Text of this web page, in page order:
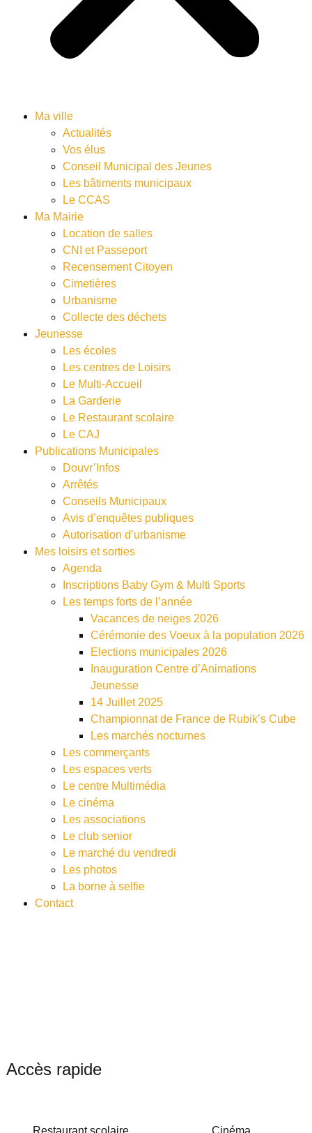
Ma ville
Actualités
Vos élus
Conseil Municipal des Jeunes
Les bâtiments municipaux
Le CCAS
Ma Mairie
Location de salles
CNI et Passeport
Recensement Citoyen
Cimetières
Urbanisme
Collecte des déchets
Jeunesse
Les écoles
Les centres de Loisirs
Le Multi-Accueil
La Garderie
Le Restaurant scolaire
Le CAJ
Publications Municipales
Douvr’Infos
Arrêtés
Conseils Municipaux
Avis d’enquêtes publiques
Autorisation d’urbanisme
Mes loisirs et sorties
Agenda
Inscriptions Baby Gym & Multi Sports
Les temps forts de l’année
Vacances de neiges 2026
Cérémonie des Voeux à la population 2026
Elections municipales 2026
Inauguration Centre d’Animations
Jeunesse
14 Juillet 2025
Championnat de France de Rubik’s Cube
Les marchés nocturnes
Les commerçants
Les espaces verts
Le centre Multimédia
Le cinéma
Les associations
Le club senior
Le marché du vendredi
Les photos
La borne à selfie
Contact
Accès rapide